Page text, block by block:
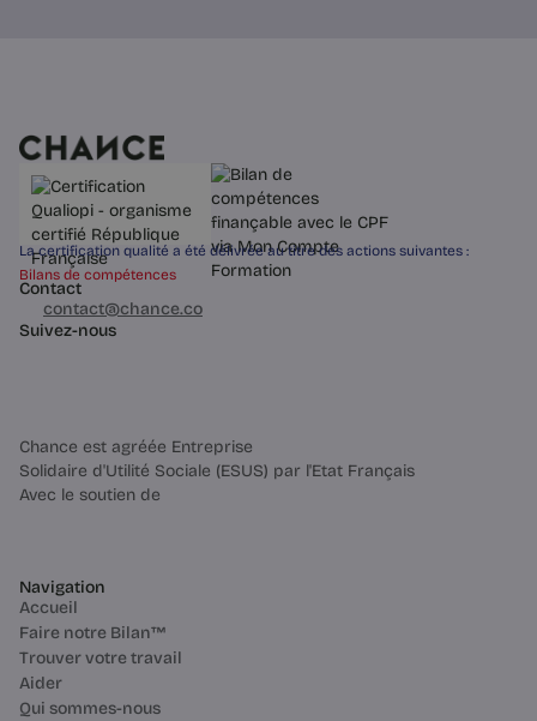
plus une trahison, c’est le nouveau
standard. Ce que ça change dans la
gestion d’une carrière.
5 min
Tendances RH
Décrocher le job de ses rêves ne
rend pas heureux | Chance
L’illusion de l’arrivée, décrite par Tal
Ben-Shahar : le bonheur ne se trouve
pas au bout de la transition. Ce que ça
La certification qualité a été délivrée au titre des actions suivantes :
Bilans de compétences
Contact
03 60 84 01 14
contact@chance.co
Suivez-nous
Chance est agréée Entreprise
Solidaire d'Utilité Sociale (ESUS) par l'Etat Français
Avec le soutien de
Navigation
Accueil
Faire notre Bilan™
Trouver votre travail
Aider
Qui sommes-nous